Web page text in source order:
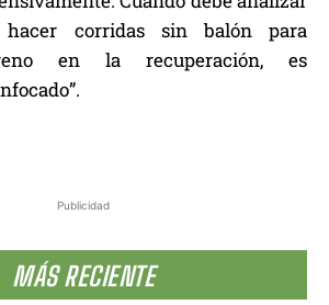
Publicidad
MÁS RECIENTE
corridas sin balón para
en la recuperación, es